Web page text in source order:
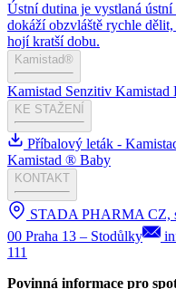
Ústní dutina je vystlaná
dokáží obzvláště rychle
hojí kratší dobu.
Kamistad®
Kamistad Senzitiv Kamistad
KE STAŽENÍ
Příbalový leták -
Kamistad ® Baby
KONTAKT
STADA PHARMA CZ,
00 Praha 13 – Stodůlky
111
Povinná informace pro